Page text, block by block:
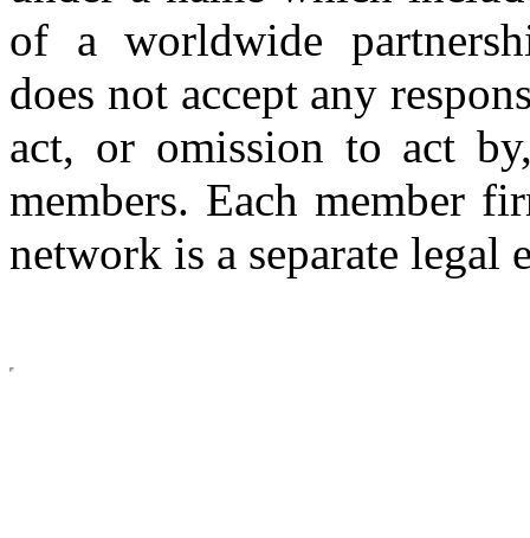
of a worldwide
does not accept any
act, or omission to act
members. Each member
network is a separate legal